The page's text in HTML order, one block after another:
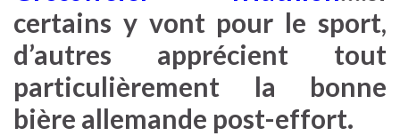
certains y vont pour le sport,
d’autres apprécient tout
particulièrement la bonne
bière allemande post-effort.